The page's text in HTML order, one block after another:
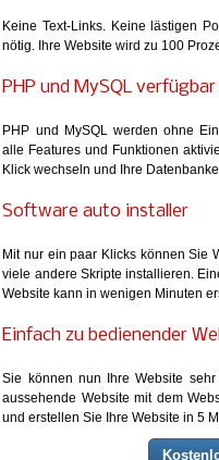
Keine Text-Links. Keine lästigen
nötig. Ihre Website wird zu 100
PHP und MySQL verfügbar
PHP und MySQL werden ohne
alle Features und Funktionen
Klick wechseln und Ihre
Software auto installer
Mit nur ein paar Klicks können Sie
viele andere Skripte installieren.
Website kann in wenigen Minuten
Einfach zu bedienender
Sie können nun Ihre Website
aussehende Website mit dem
und erstellen Sie Ihre Website in 5